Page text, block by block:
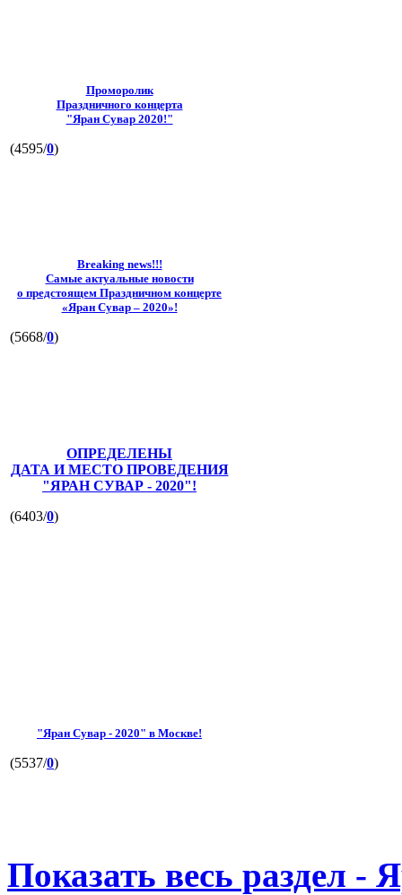
Проморолик
Праздничного концерта
"Яран Сувар 2020!"
(4595/0)
Breaking news!!!
Самые актуальные новости
о предстоящем Праздничном концерте
«Яран Сувар – 2020»!
(5668/0)
ОПРЕДЕЛЕНЫ
ДАТА И МЕСТО ПРОВЕДЕНИЯ
"ЯРАН СУВАР - 2020"!
(6403/0)
"Яран Сувар - 2020" в Москве!
(5537/0)
Показать весь раздел -